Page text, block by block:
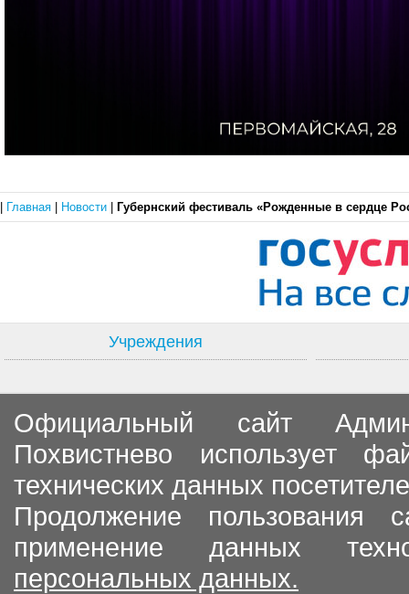
Главная Новости Губернский фестиваль «Рожденные в сердце
Учреждения
Официальный сайт
Похвистнево использует
технических данных
Продолжение пользования
применение данных
персональных данных.